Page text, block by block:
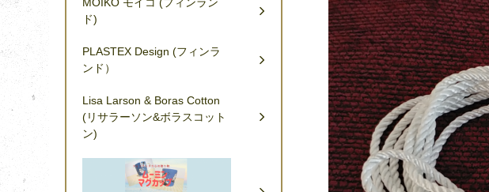
MOIKO モイコ (フィンラン
ド)
PLASTEX Design (フィンラ
ンド）
Lisa Larson & Boras Cotton
(リサラーソン&ボラスコット
ン)